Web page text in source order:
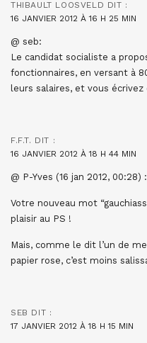
THIBAULT LOOSVELD DIT :
16 JANVIER 2012 À 16 H 25 MIN
@ seb:
Le candidat socialiste a
fonctionnaires, en versant à
leurs salaires, et vous
F.F.T. DIT :
16 JANVIER 2012 À 18 H 44 MIN
@ P-Yves (16 jan 2012, 00:28) :
Votre nouveau mot
plaisir au PS !
Mais, comme le dit l’un de
papier rose, c’est moins
SEB DIT :
17 JANVIER 2012 À 18 H 15 MIN